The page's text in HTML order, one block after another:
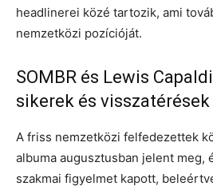
headlinerei közé tartozik, ami
nemzetközi pozícióját.
SOMBR és Lewis
sikerek és visszatérések
A friss nemzetközi felfedezettek
albuma augusztusban jelent meg,
szakmai figyelmet kapott,